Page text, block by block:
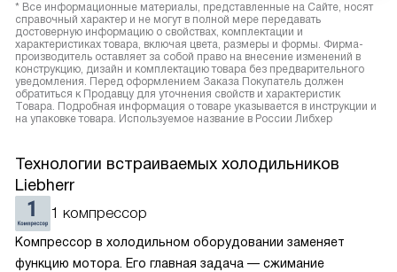
* Все информационные материалы, представленные на Сайте, носят
справочный характер и не могут в полной мере передавать
достоверную информацию о свойствах, комплектации и
характеристиках товара, включая цвета, размеры и формы. Фирма-
производитель оставляет за собой право на внесение изменений в
конструкцию, дизайн и комплектацию товара без предварительного
уведомления. Перед оформлением Заказа Покупатель должен
обратиться к Продавцу для уточнения свойств и характеристик
Товара. Подробная информация о товаре указывается в инструкции и
на упаковке товара. Используемое название в России Либхер
Технологии встраиваемых холодильников
Liebherr
1 компрессор
Компрессор в холодильном оборудовании заменяет
функцию мотора. Его главная задача — сжимание